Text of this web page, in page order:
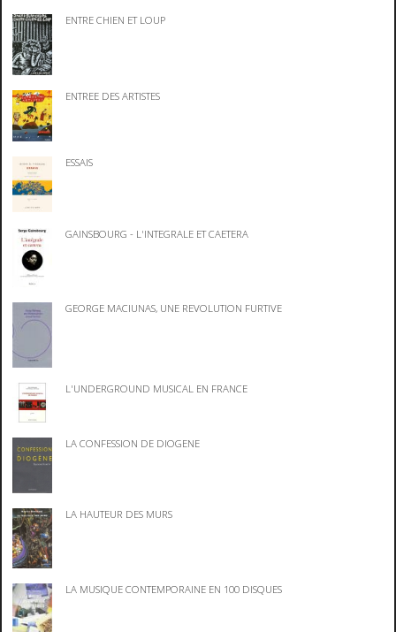
ENTRE CHIEN ET LOUP
ENTREE DES ARTISTES
ESSAIS
GAINSBOURG - L'INTEGRALE ET CAETERA
GEORGE MACIUNAS, UNE REVOLUTION FURTIVE
L'UNDERGROUND MUSICAL EN FRANCE
LA CONFESSION DE DIOGENE
LA HAUTEUR DES MURS
LA MUSIQUE CONTEMPORAINE EN 100 DISQUES